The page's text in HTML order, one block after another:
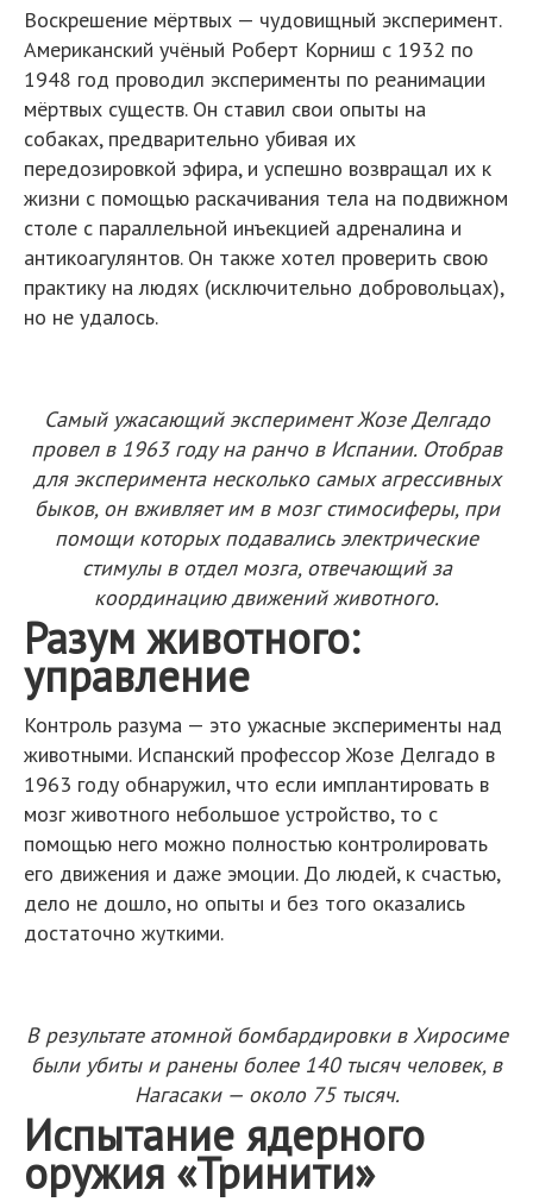
Воскрешение мёртвых — чудовищный эксперимент.
Американский учёный Роберт Корниш с 1932 по
1948 год проводил эксперименты по реанимации
мёртвых существ. Он ставил свои опыты на
собаках, предварительно убивая их
передозировкой эфира, и успешно возвращал их к
жизни с помощью раскачивания тела на подвижном
столе с параллельной инъекцией адреналина и
антикоагулянтов. Он также хотел проверить свою
практику на людях (исключительно добровольцах),
но не удалось.
Самый ужасающий эксперимент Жозе Делгадо
провел в 1963 году на ранчо в Испании. Отобрав
для эксперимента несколько самых агрессивных
быков, он вживляет им в мозг стимосиферы, при
помощи которых подавались электрические
стимулы в отдел мозга, отвечающий за
координацию движений животного.
Разум животного:
управление
Контроль разума — это ужасные эксперименты над
животными. Испанский профессор Жозе Делгадо в
1963 году обнаружил, что если имплантировать в
мозг животного небольшое устройство, то с
помощью него можно полностью контролировать
его движения и даже эмоции. До людей, к счастью,
дело не дошло, но опыты и без того оказались
достаточно жуткими.
В результате атомной бомбардировки в Хиросиме
были убиты и ранены более 140 тысяч человек, в
Нагасаки — около 75 тысяч.
Испытание ядерного
оружия «Тринити»